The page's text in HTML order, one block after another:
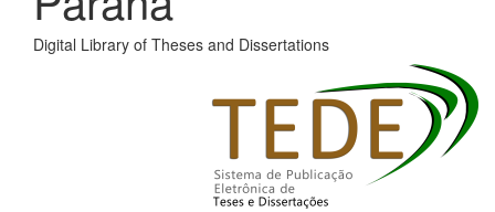
Digital Library of Theses and Dissertations